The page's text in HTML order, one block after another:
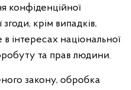
конфіденційної
крім випадків,
інтересах національної
та прав людини.
закону, обробка